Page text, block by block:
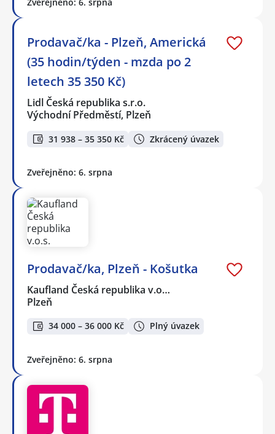
Zveřejněno: 6. srpna
Prodavač/ka - Plzeň, Americká
(35 hodin/týden - mzda po 2
letech 35 350 Kč)
Lidl Česká republika s.r.o.
Východní Předměstí, Plzeň
31 938 – 35 350 Kč Zkrácený úvazek
Zveřejněno: 6. srpna
Prodavač/ka, Plzeň - Košutka
Kaufland Česká republika v.o…
Plzeň
34 000 – 36 000 Kč Plný úvazek
Zveřejněno: 6. srpna